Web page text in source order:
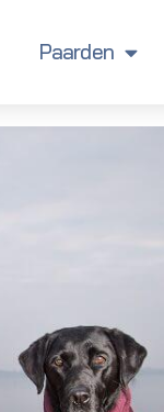
Paarden